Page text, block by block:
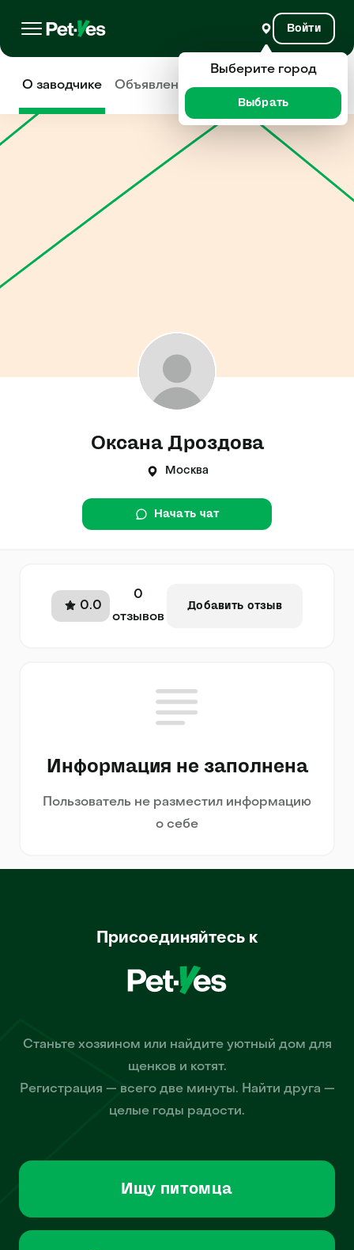
Войти
О заводчике Объявления Отзывы
Оксана Дроздова
Москва
Начать чат
0.0
0
отзывов
Добавить отзыв
Информация не заполнена
Пользователь не разместил информацию
о себе
Присоединяйтесь к
Станьте хозяином или найдите уютный дом для
щенков и котят.
Регистрация — всего две минуты. Найти друга —
целые годы радости.
Ищу питомца
Выберите город
Выбрать